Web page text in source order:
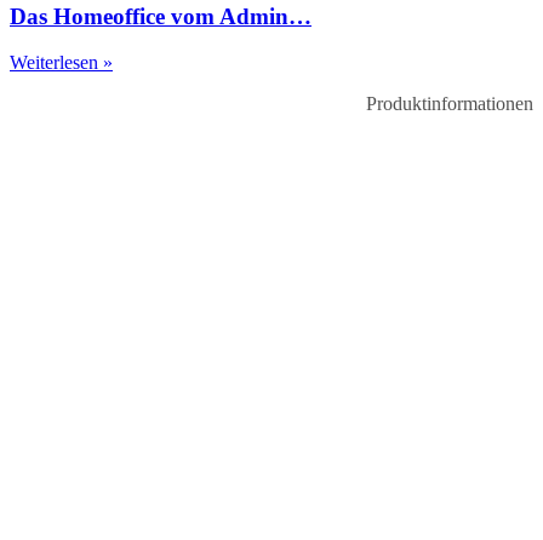
Das Homeoffice vom Admin…
Weiterlesen »
Produktinformationen